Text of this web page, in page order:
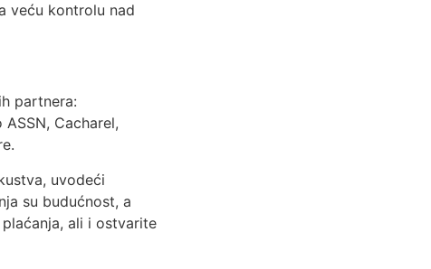
veću kontrolu nad
partnera:
Cacharel,
uvodeći
su budućnost, a
ali i ostvarite